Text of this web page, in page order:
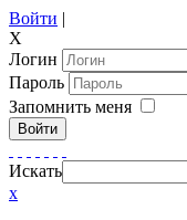
Войти |
X
Логин
Пароль
Запомнить меня
Войти
Искать
x